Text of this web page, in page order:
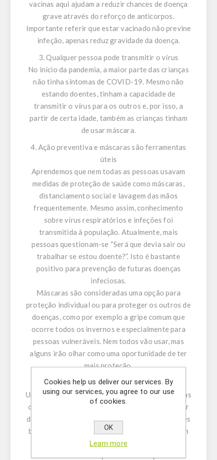
vacinas aqui ajudam a reduzir chances de doença
grave através do reforço de anticorpos.
Importante referir que estar vacinado não previne
infeção, apenas reduz gravidade da doença.
3. Qualquer pessoa pode transmitir o vírus
No início da pandemia, a maior parte das crianças
não tinha sintomas de COVID-19. Mesmo não
estando doentes, tinham a capacidade de
transmitir o vírus para os outros e, por isso, a
partir de certa idade, também as crianças tinham
de usar máscara.
4. Ação preventiva e máscaras são ferramentas
úteis
Aprendemos que nem todas as pessoas usavam
medidas de proteção de saúde como máscaras,
distanciamento social e lavagem das mãos
frequentemente. Mesmo assim, conhecimento
sobre vírus respiratórios e infeções foi
transmitida à população. Atualmente, mais
pessoas questionam-se “Será que devia sair ou
trabalhar se estou doente?”. Isto é bastante
positivo para prevenção de futuras doenças
infeciosas.
Máscaras são consideradas uma opção para
proteção individual ou para proteger os outros de
doenças, como por exemplo a gripe comum que
ocorre todos os invernos e especialmente para
pessoas vulneráveis. Nem todos vão usar, mas
alguns irão olhar como uma oportunidade de ter
mais proteção.
5. Telesaúde tornou-se uma opção mais comum
Uma nova opção surgiu para consultas médicas: as
consultas online. Isto é importante para se poder
dar resposta a todas as necessidades dos doentes
bem como proteger os médicos e enfermeiras em
tempo de pandemia. Tornou-se também um
formato conveniente para as introduções entre
Cookies help us deliver our services. By
using our services, you agree to our use
of cookies.
OK
Learn more